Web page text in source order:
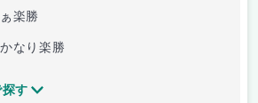
ぁ楽勝
かなり楽勝
す